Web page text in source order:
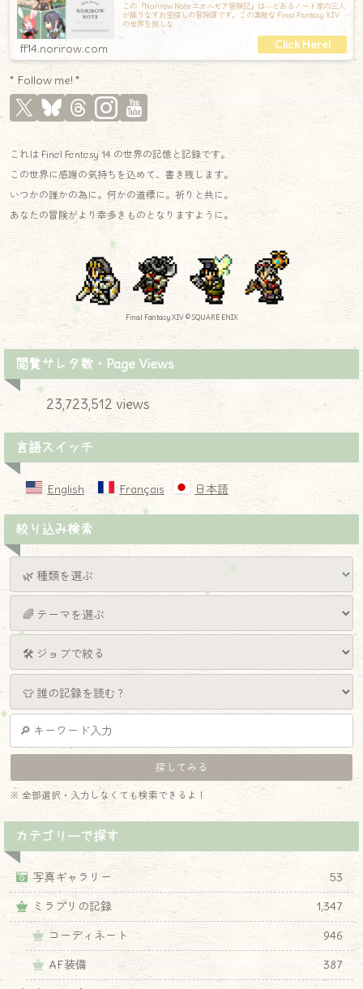
この『Norirow Note エオルゼア冒険記』は―とあるノート家の三人
が織りなすお宝探しの冒険譚です。この素敵な Final Fantasy XIV
の世界を旅しな
ff14.norirow.com
* Follow me! *
これは Final Fantasy 14 の世界の記憶と記録です。
この世界に感謝の気持ちを込めて、書き残します。
いつかの誰かの為に。何かの道標に。祈りと共に。
あなたの冒険がより幸多きものとなりますように。
Final Fantasy XIV © SQUARE ENIX
閲覧サレタ数・Page Views
23,723,512 views
言語スイッチ
English Français 日本語
絞り込み検索
※ 全部選択・入力しなくても検索できるよ！
カテゴリーで探す
写真ギャラリー
53
ミラプリの記録
1,347
コーディネート
946
AF装備
387